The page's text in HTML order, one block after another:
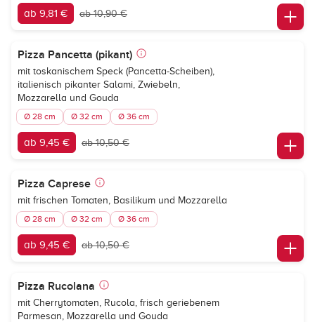
ab 9,81 € ab 10,90 €
Pizza Pancetta (pikant)
mit toskanischem Speck (Pancetta-Scheiben),
italienisch pikanter Salami, Zwiebeln,
Mozzarella und Gouda
Ø 28 cm Ø 32 cm Ø 36 cm
ab 9,45 € ab 10,50 €
Pizza Caprese
mit frischen Tomaten, Basilikum und Mozzarella
Ø 28 cm Ø 32 cm Ø 36 cm
ab 9,45 € ab 10,50 €
Pizza Rucolana
mit Cherrytomaten, Rucola, frisch geriebenem
Parmesan, Mozzarella und Gouda